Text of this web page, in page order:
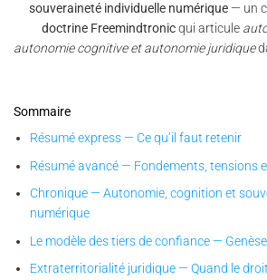
souveraineté individuelle numérique — un
doctrine Freemindtronicqui articule
autonomie cognitive et autonomie juridique
Sommaire
Résumé express — Ce qu’il faut retenir
Résumé avancé — Fondements, tensions
Chronique — Autonomie, cognition et
numérique
Le modèle des tiers de confiance —
Extraterritorialité juridique — Quand le droit